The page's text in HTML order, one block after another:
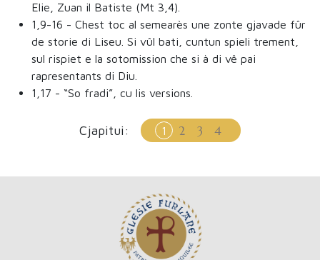
Elie, Zuan il Batiste (Mt 3,4).
1,9-16 - Chest toc al semearès une zonte gjavade fûr
de storie di Liseu. Si vûl bati, cuntun spieli trement,
sul rispiet e la sotomission che si à di vê pai
rapresentants di Diu.
1,17 - “So fradi”, cu lis versions.
Cjapitui: 1 2 3 4